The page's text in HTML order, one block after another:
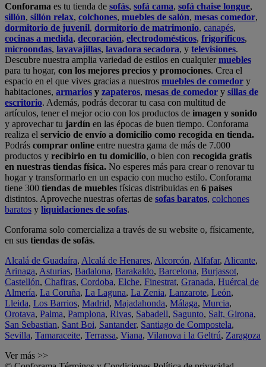
Conforama es tu tienda de sofás, sofá cama, sofá chaise longue,
sillón, sillón relax, colchones, muebles de salón, mesas comedor,
dormitorio de juvenil, dormitorio de matrimonio, canapés,
cocinas a medida, decoración, electrodomésticos, frigoríficos,
microondas, lavavajillas, lavadora secadora, y televisiones.
Descubre nuestra amplia variedad de estilos en cualquiermuebles
para tu hogar, con los mejores precios y promociones. Crea el
espacio en el que vives gracias a nuestros muebles de comedor y
habitaciones, armarios y zapateros, mesas de comedor y sillas de
escritorio. Además, podrás decorar tu casa con multitud de
artículos, tener el mejor ocio con los productos de imagen y sonido
y aprovechar tu jardín en las épocas de buen tiempo. Conforama
realiza el servicio de envío a domicilio como recogida en tienda.
Podrás comprar online entre nuestra gama de más de 7.000
productos y recibirlo en tu domicilio, o bien con recogida gratis
en nuestras tiendas física. No esperes más para crear o renovar tu
hogar y transformarlo en un espacio con mucho estilo. Conforama
tiene 300 tiendas de muebles físicas distribuidas en 6 países
distintos. Aproveche nuestras ofertas de sofas baratos, colchones
baratos y liquidaciones de sofas.
Conforama solo comercializa a través de su website o, físicamente,
en sus tiendas de sofás.
Alcalá de Guadaíra, Alcalá de Henares, Alcorcón, Alfafar, Alicante,
Arinaga, Asturias, Badalona, Barakaldo, Barcelona, Burjassot,
Castellón, Chafiras, Cordoba, Elche, Finestrat, Granada, Huércal de
Almería, La Coruña, La Laguna, La Zenia, Lanzarote, León,
Lleida, Los Barrios, Madrid, Majadahonda, Málaga, Murcia,
Orotava, Palma, Pamplona, Rivas, Sabadell, Sagunto, Salt, Girona,
San Sebastian, Sant Boi, Santander, Santiago de Compostela,
Sevilla, Tamaraceite, Terrassa, Viana, Vilanova i la Geltrú, Zaragoza
Ver más >>